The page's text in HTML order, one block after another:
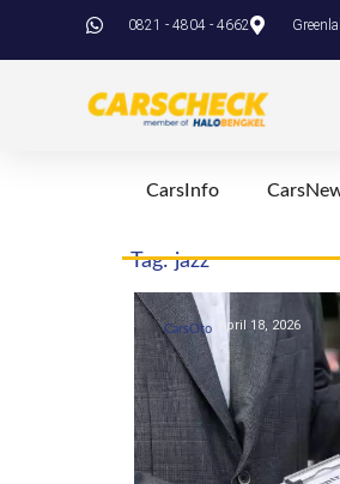
0821 - 4804 - 4662
CarsInfo
Tag: jazz
CarsOto April 18, 2026